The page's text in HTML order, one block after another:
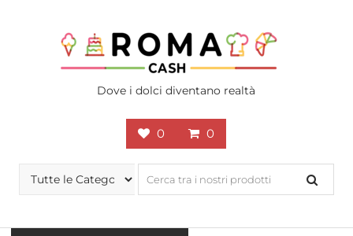
Dove i dolci diventano realtà
0 0